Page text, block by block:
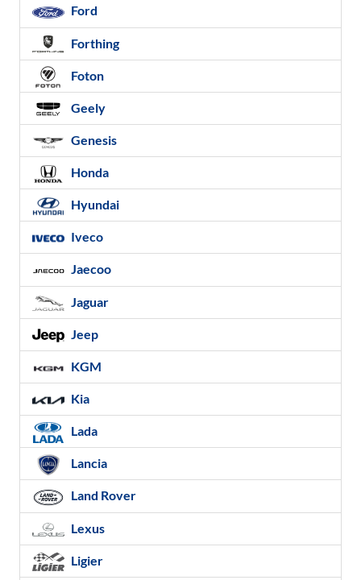
Ford
Forthing
Foton
Geely
Genesis
Honda
Hyundai
Iveco
Jaecoo
Jaguar
Jeep
KGM
Kia
Lada
Lancia
Land Rover
Lexus
Ligier